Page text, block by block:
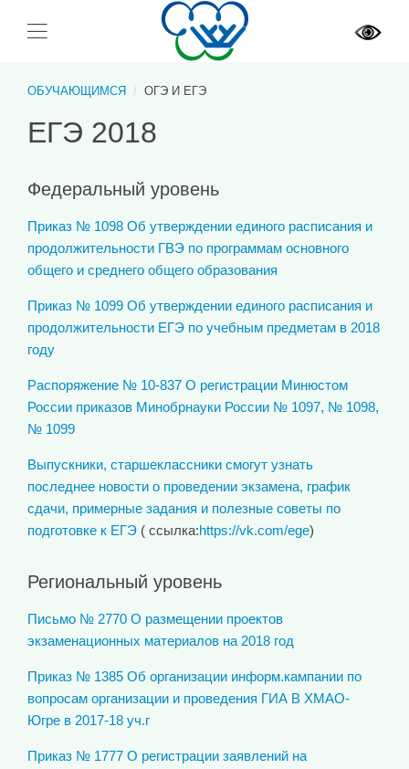
ОБУЧАЮЩИМСЯ ОГЭ И ЕГЭ
ЕГЭ 2018
Федеральный уровень
Приказ № 1098 Об утверждении единого расписания и
продолжительности ГВЭ по программам основного
общего и среднего общего образования
Приказ № 1099 Об утверждении единого расписания и
продолжительности ЕГЭ по учебным предметам в 2018
году
Распоряжение № 10-837 О регистрации Минюстом
России приказов Минобрнауки России № 1097, № 1098,
№ 1099
Выпускники, старшеклассники смогут узнать
последнее новости о проведении экзамена, график
сдачи, примерные задания и полезные советы по
подготовке к ЕГЭ ( ссылка:https://vk.com/ege)
Региональный уровень
Письмо № 2770 О размещении проектов
экзаменационных материалов на 2018 год
Приказ № 1385 Об организации информ.кампании по
вопросам организации и проведения ГИА В ХМАО-
Югре в 2017-18 уч.г
Приказ № 1777 О регистрации заявлений на